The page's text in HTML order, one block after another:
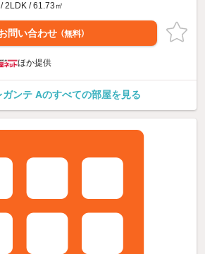
2LDK / 61.73㎡
問い合わせ （無料）
ほか提供
ガンテ Aのすべての部屋を見る